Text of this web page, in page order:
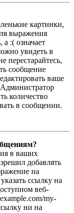
картинки,
выражения
а :( означает
увидеть в
перестарайтесь,
сообщение
ваше
количество
в сообщении.
в ваших
добавлять
на
ссылку на
веб-
my-
ни на